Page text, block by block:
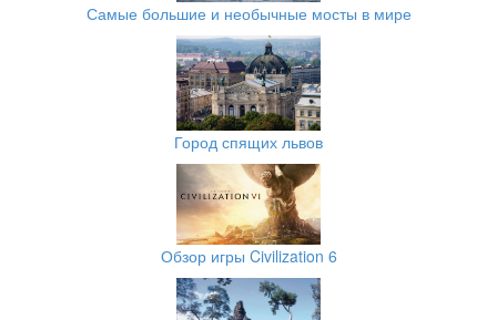
Самые большие и необычные мосты в мире
Город спящих львов
Обзор игры Civilization 6